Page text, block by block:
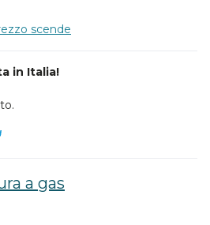
scende
in Italia!
a gas